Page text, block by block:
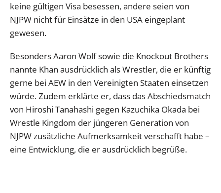
keine gültigen Visa besessen, andere seien von
NJPW nicht für Einsätze in den USA eingeplant
gewesen.
Besonders Aaron Wolf sowie die Knockout Brothers
nannte Khan ausdrücklich als Wrestler, die er künftig
gerne bei AEW in den Vereinigten Staaten einsetzen
würde. Zudem erklärte er, dass das Abschiedsmatch
von Hiroshi Tanahashi gegen Kazuchika Okada bei
Wrestle Kingdom der jüngeren Generation von
NJPW zusätzliche Aufmerksamkeit verschafft habe –
eine Entwicklung, die er ausdrücklich begrüße.